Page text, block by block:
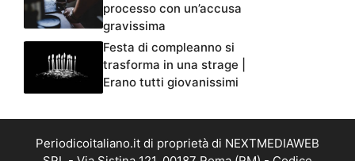
processo con un’accusa
gravissima
Festa di compleanno si
trasforma in una strage |
Erano tutti giovanissimi
Periodicoitaliano.it di proprietà di NEXTMEDIAWEB